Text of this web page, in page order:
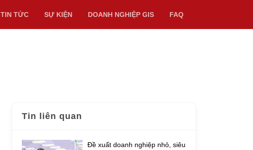
TIN TỨC SỰ KIỆN DOANH NGHIỆP GIS FAQ
Tin liên quan
Đề xuất doanh nghiệp nhỏ, siêu